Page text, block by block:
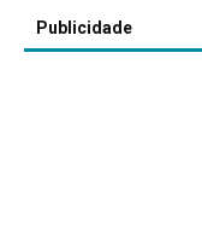
Publicidade